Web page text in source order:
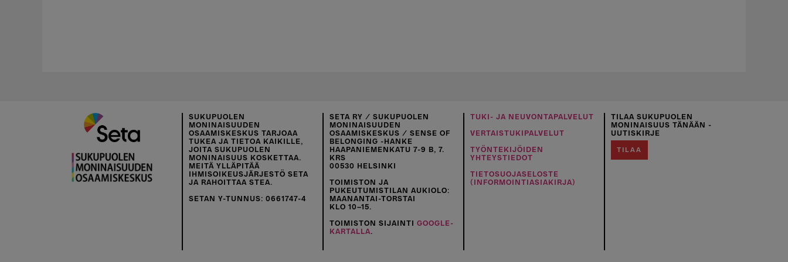
SUKUPUOLEN
MONINAISUUDEN
OSAAMISKESKUS TARJOAA
TUKEA JA TIETOA KAIKILLE,
JOITA SUKUPUOLEN
MONINAISUUS KOSKETTAA.
MEITÄ YLLÄPITÄÄ
IHMISOIKEUSJÄRJESTÖ SETA
JA RAHOITTAA STEA.
SETAN Y-TUNNUS: 0661747-4
SETA RY / SUKUPUOLEN
MONINAISUUDEN
OSAAMISKESKUS / SENSE OF
BELONGING -HANKE
HAAPANIEMENKATU 7-9 B, 7.
KRS
00530 HELSINKI
TOIMISTON JA
PUKEUTUMISTILAN AUKIOLO:
MAANANTAI-TORSTAI
KLO 10–15.
TOIMISTON SIJAINTI GOOGLE-
KARTALLA.
TUKI- JA NEUVONTAPALVELUT
VERTAISTUKIPALVELUT
TYÖNTEKIJÖIDEN
YHTEYSTIEDOT
TIETOSUOJASELOSTE
(INFORMOINTIASIAKIRJA)
TILAA SUKUPUOLEN
MONINAISUUS TÄNÄÄN -
UUTISKIRJE
TILAA